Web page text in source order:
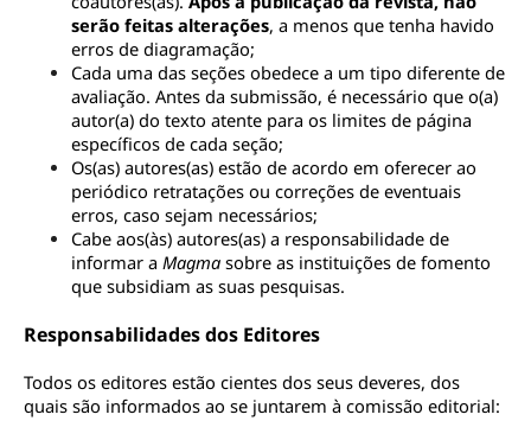
serão feitas alterações, a menos que tenha havido
erros de diagramação;
Cada uma das seções obedece a um tipo diferente de
avaliação. Antes da submissão, é necessário que o(a)
autor(a) do texto atente para os limites de página
específicos de cada seção;
Os(as) autores(as) estão de acordo em oferecer ao
periódico retratações ou correções de eventuais
erros, caso sejam necessários;
Cabe aos(às) autores(as) a responsabilidade de
informar a Magma sobre as instituições de fomento
que subsidiam as suas pesquisas.
Responsabilidades dos Editores
Todos os editores estão cientes dos seus deveres, dos
quais são informados ao se juntarem à comissão editorial: